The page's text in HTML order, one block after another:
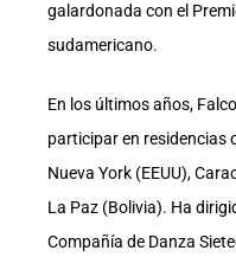
galardonada con el
sudamericano.
En los últimos años,
participar en residencias
Nueva York (EEUU),
La Paz (Bolivia). Ha
Compañía de Danza